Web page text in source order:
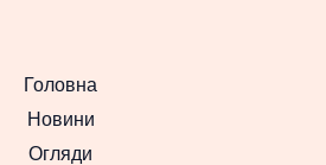
Головна
Новини
Огляди